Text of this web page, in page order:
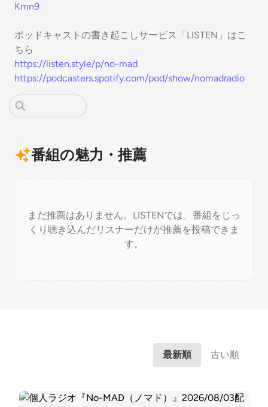
Kmn9
ポッドキャストの書き起こしサービス「LISTEN」はこ
ちら
https://listen.style/p/no-mad
https://podcasters.spotify.com/pod/show/nomadradio
番組の魅力・推薦
まだ推薦はありません。LISTENでは、番組をじっ
くり聴き込んだリスナーだけが推薦を投稿できま
す。
最新順 古い順